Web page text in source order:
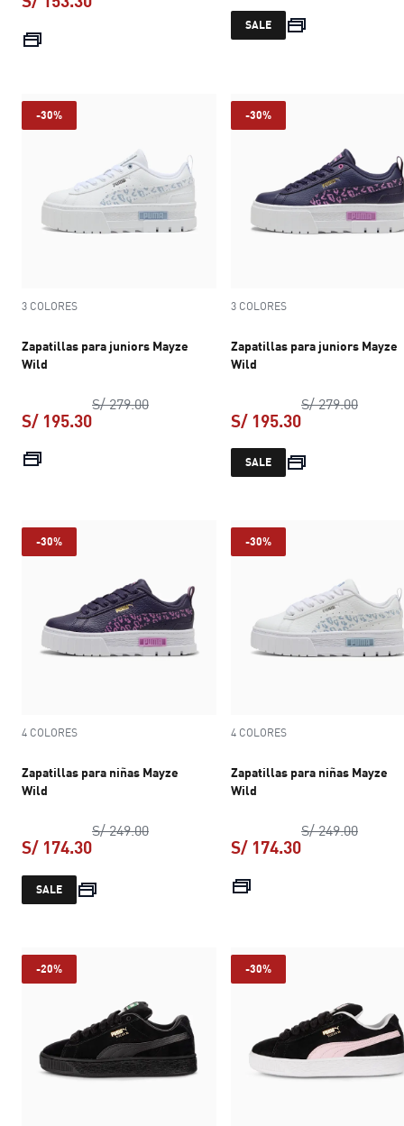
precio actual S/ 153.30
precio actual S/
SALE
-30%
3 COLORES
Zapatillas para juniors Mayze
Wild
S/ 279.00precio original S/ 279.00
S/ 195.30
-30%
3 COLORES
Zapatillas para juniors Mayze
Wild
S/ 279.00precio
S/ 195.30
precio actual
SALE
-30%
4 COLORES
Zapatillas para niñas Mayze
Wild
S/ 249.00precio original S/ 249.00
S/ 174.30
precio actual S/ 174.30
SALE
-30%
4 COLORES
Zapatillas para niñas Mayze
Wild
S/ 249.00precio
S/ 174.30
-20% -30%